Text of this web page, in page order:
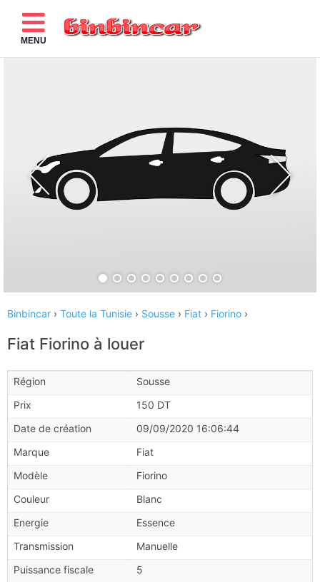
MENU
Binbincar › Toute la Tunisie › Sousse › Fiat › Fiorino ›
Fiat Fiorino à louer
Région
Sousse
Prix
150 DT
Date de création
09/09/2020 16:06:44
Marque
Fiat
Modèle
Fiorino
Couleur
Blanc
Energie
Essence
Transmission
Manuelle
Puissance fiscale
5